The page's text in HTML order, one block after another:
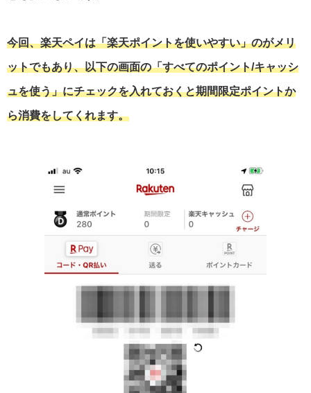
今回、楽天ペイは「楽天ポイントを使いやすい」のがメリ
ットでもあり、以下の画面の「すべてのポイント/キャッシ
ュを使う」にチェックを入れておくと期間限定ポイントか
ら消費をしてくれます。